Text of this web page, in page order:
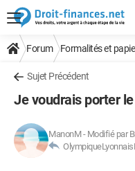
Forum Formalités et
Sujet Précédent
Je voudrais porter
ManonM- Modifié par